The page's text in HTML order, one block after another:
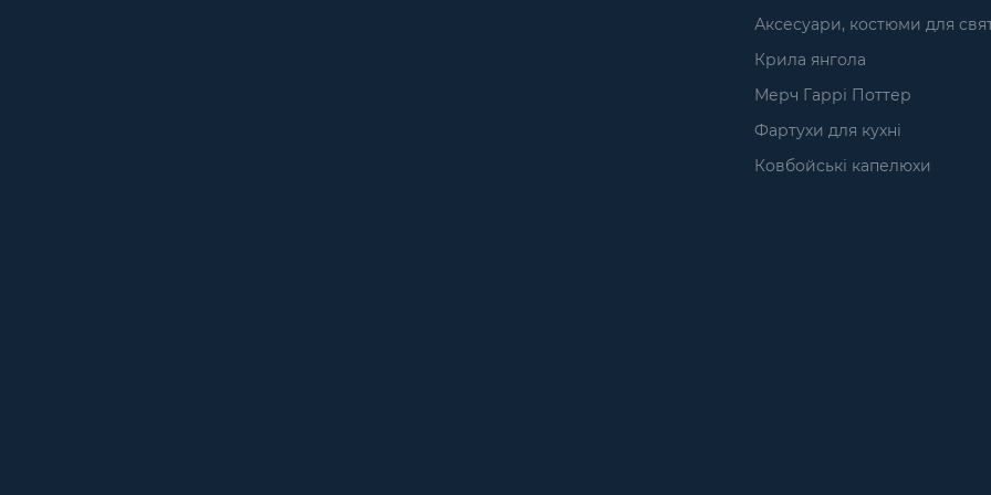
Аксесуари, костюми для
Крила янгола
Мерч Гаррі Поттер
Фартухи для кухні
Ковбойські капелюхи